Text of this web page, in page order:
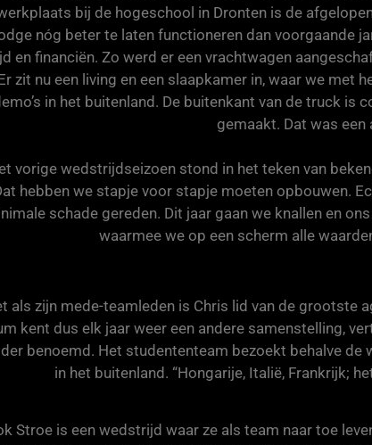
bij de hogeschool in Dronten is de
nóg beter te laten functioneren dan voorgaande
en financiën. Zo werd er een vrachtwagen
zit nu een living en een slaapkamer in, waar we met
in het buitenland. De buitenkant van de truck
gemaakt. Dat was een
vorige wedstrijdseizoen stond in het teken van
hebben we stapje voor stapje moeten opbouwen.
schade gereden. Dit jaar gaan we knallen en
waarmee we op een scherm alle
als zijn mede-teamleden is Chris lid van de grootste
kent dus elk jaar weer een andere samenstelling,
benoemd. Het studententeam bezoekt behalve de
in het buitenland. “Hongarije, Italië, Frankrijk;
Stroe is een wedstrijd waar ze als team naar toe